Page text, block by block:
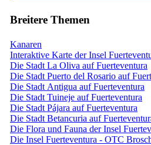
Breitere Themen
Kanaren
Interaktive Karte der Insel
Die Stadt La Oliva auf Fuerteventura
Die Stadt Puerto del Rosario auf
Die Stadt Antigua auf Fuerteventura
Die Stadt Tuineje auf Fuerteventura
Die Stadt Pájara auf Fuerteventura
Die Stadt Betancuria auf
Die Flora und Fauna der Insel
Die Insel Fuerteventura - OTC